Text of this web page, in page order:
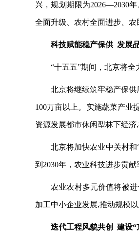
兴，规划期限为2026—2030
全面升级、农村全面进步、农
科技赋能稳产保供 发展
“十五五”期间，北京将
北京将继续筑牢稳产保
100万亩以上。实施蔬菜产业
资源发展都市休闲型林下经济
北京将加快农业中关村和
到2030年，农业科技进步贡献
农业农村多元价值将被
加工中小企业发展,推动规模
迭代工程风貌共创 建设“